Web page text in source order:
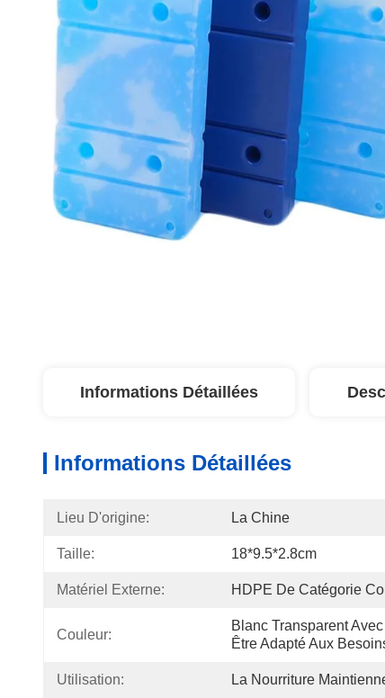
Informations Détaillées
Informations Détaillées
Lieu D'origine: La Chine
Taille: 18*9.5*2.8cm
Matériel Externe: HDPE De Catégorie
Couleur:
Blanc Transparent
Être Adapté Aux
Utilisation: La Nourriture